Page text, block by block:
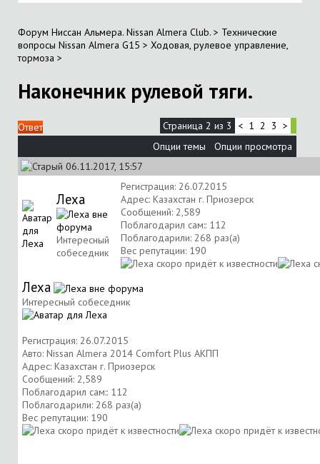
Форум Ниссан Альмера. Nissan Almera Club. > Технические
вопросы Nissan Almera G15 > Ходовая, рулевое управление,
тормоза >
Наконечник рулевой тяги.
Ответ Страница 2 из 3 < 1 2 3 >
Опции темы
Опции просмотра
06.11.2017, 15:57
Леха
Интересный
собеседник
Регистрация: 26.07.2015
Адрес: Казахстан г. Приозерск
Сообщений: 2,589
Поблагодарил сам:: 112
Поблагодарили: 268 раз(а)
Вес репутации: 190
Леха
Интересный собеседник
Регистрация: 26.07.2015
Авто: Nissan Almera 2014 Comfort Plus АКПП
Адрес: Казахстан г. Приозерск
Сообщений: 2,589
Поблагодарил сам:: 112
Поблагодарили: 268 раз(а)
Вес репутации: 190